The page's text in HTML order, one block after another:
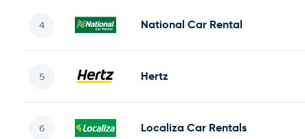
National Car Rental
Hertz
Localiza Car Rentals